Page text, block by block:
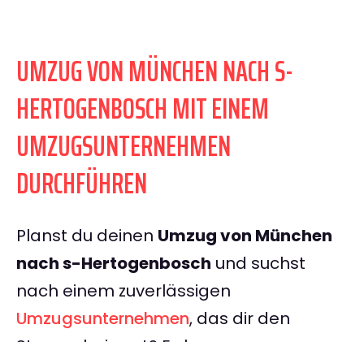
UMZUG VON MÜNCHEN NACH S-
HERTOGENBOSCH MIT EINEM
UMZUGSUNTERNEHMEN
DURCHFÜHREN
Planst du deinen Umzug von München
nach s-Hertogenbosch und suchst
nach einem zuverlässigen
Umzugsunternehmen, das dir den